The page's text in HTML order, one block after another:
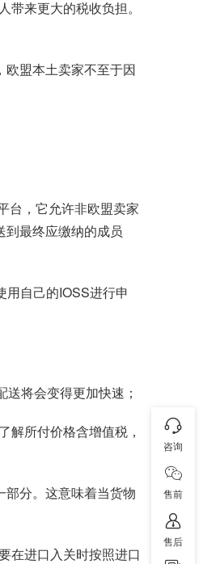
来更大的税收负担。
盟本土卖家不至于因
台，它允许非欧盟卖家
最终应缴纳的成员
自己的IOSS进行申
将会变得更加快速；
解所付价格含增值税，
分。这意味着当货物
在进口入关时按照进口
咨询
售前
售后